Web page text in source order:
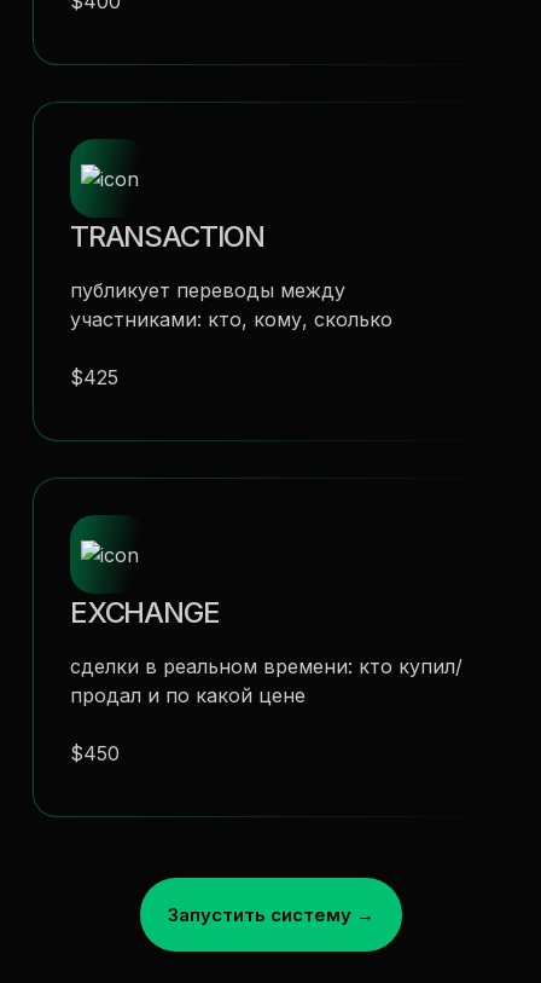
TRANSACTION
публикует переводы между
участниками: кто, кому, сколько
$425
EXCHANGE
сделки в реальном времени: кто купил/
продал и по какой цене
$450
Запустить систему →